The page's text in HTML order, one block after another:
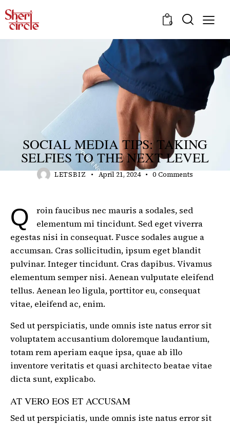
0
MINDSET
SOCIAL MEDIA TIPS: TAKING
SELFIES TO THE NEXT LEVEL
LETSBIZ April 21, 2024 0 Comments
Qroin faucibus nec mauris a sodales, sed
elementum mi tincidunt. Sed eget viverra
egestas nisi in consequat. Fusce sodales augue a
accumsan. Cras sollicitudin, ipsum eget blandit
pulvinar. Integer tincidunt. Cras dapibus. Vivamus
elementum semper nisi. Aenean vulputate eleifend
tellus. Aenean leo ligula, porttitor eu, consequat
vitae, eleifend ac, enim.
Sed ut perspiciatis, unde omnis iste natus error sit
voluptatem accusantium doloremque laudantium,
totam rem aperiam eaque ipsa, quae ab illo
inventore veritatis et quasi architecto beatae vitae
dicta sunt, explicabo.
AT VERO EOS ET ACCUSAM
Sed ut perspiciatis, unde omnis iste natus error sit